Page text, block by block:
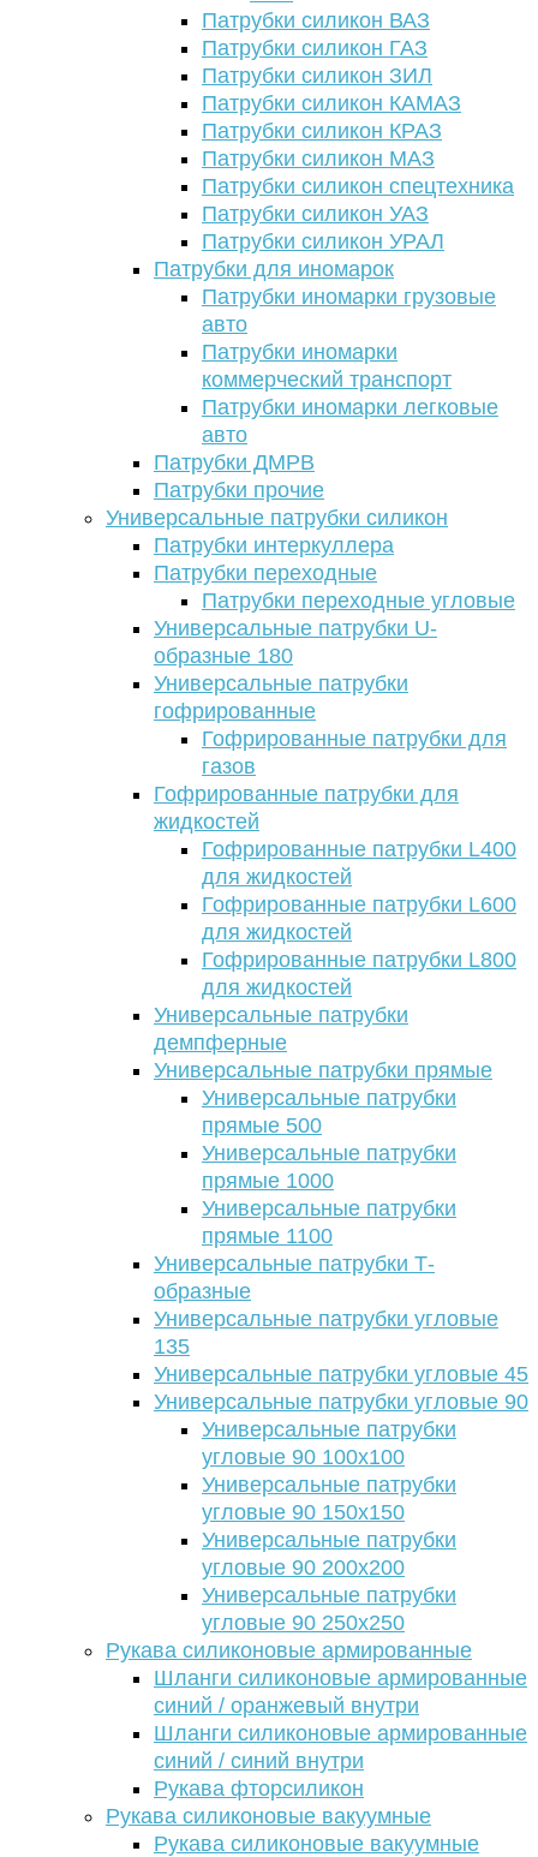
Патрубки силикон ВАЗ
Патрубки силикон ГАЗ
Патрубки силикон ЗИЛ
Патрубки силикон КАМАЗ
Патрубки силикон КРАЗ
Патрубки силикон МАЗ
Патрубки силикон спецтехника
Патрубки силикон УАЗ
Патрубки силикон УРАЛ
Патрубки для иномарок
Патрубки иномарки грузовые
авто
Патрубки иномарки
коммерческий транспорт
Патрубки иномарки легковые
авто
Патрубки ДМРВ
Патрубки прочие
Универсальные патрубки силикон
Патрубки интеркуллера
Патрубки переходные
Патрубки переходные угловые
Универсальные патрубки U-
образные 180
Универсальные патрубки
гофрированные
Гофрированные патрубки для
газов
Гофрированные патрубки для
жидкостей
Гофрированные патрубки L400
для жидкостей
Гофрированные патрубки L600
для жидкостей
Гофрированные патрубки L800
для жидкостей
Универсальные патрубки
демпферные
Универсальные патрубки прямые
Универсальные патрубки
прямые 500
Универсальные патрубки
прямые 1000
Универсальные патрубки
прямые 1100
Универсальные патрубки Т-
образные
Универсальные патрубки угловые
135
Универсальные патрубки угловые 45
Универсальные патрубки угловые 90
Универсальные патрубки
угловые 90 100х100
Универсальные патрубки
угловые 90 150х150
Универсальные патрубки
угловые 90 200х200
Универсальные патрубки
угловые 90 250х250
Рукава силиконовые армированные
Шланги силиконовые армированные
синий / оранжевый внутри
Шланги силиконовые армированные
синий / синий внутри
Рукава фторсиликон
Рукава силиконовые вакуумные
Рукава силиконовые вакуумные